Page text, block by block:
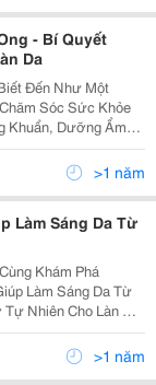
- Bí Quyết
Da
Đến Như Một
Sóc Sức Khỏe
Khuẩn, Dưỡng Ẩm
Bí Quyết "Vàng"
Làn Da Trắng Sáng
>1 năm
Làm Sáng Da Từ
Khám Phá
Làm Sáng Da Từ
Nhiên Cho Làn Da
Liệu Và Cách
>1 năm